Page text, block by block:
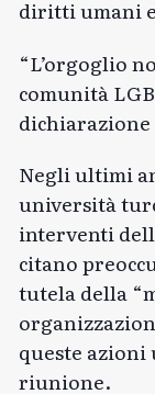
diritti umani
“L’orgoglio
comunità
dichiarazione
Negli ultimi
università
interventi
citano
tutela della
queste
riunione.